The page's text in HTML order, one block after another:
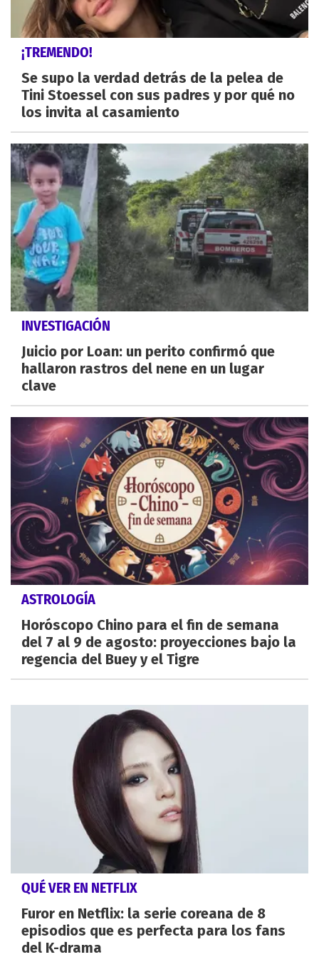
¡TREMENDO!
Se supo la verdad detrás de la pelea de
Tini Stoessel con sus padres y por qué no
los invita al casamiento
INVESTIGACIÓN
Juicio por Loan: un perito confirmó que
hallaron rastros del nene en un lugar
clave
ASTROLOGÍA
Horóscopo Chino para el fin de semana
del 7 al 9 de agosto: proyecciones bajo la
regencia del Buey y el Tigre
QUÉ VER EN NETFLIX
Furor en Netflix: la serie coreana de 8
episodios que es perfecta para los fans
del K-drama